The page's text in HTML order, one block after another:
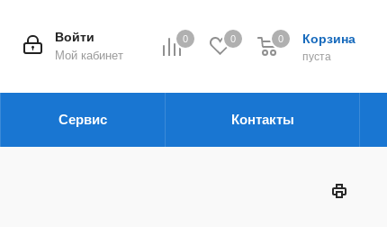
0 0 Корзина
пуста
0
Войти
Мой кабинет
Сервис Контакты